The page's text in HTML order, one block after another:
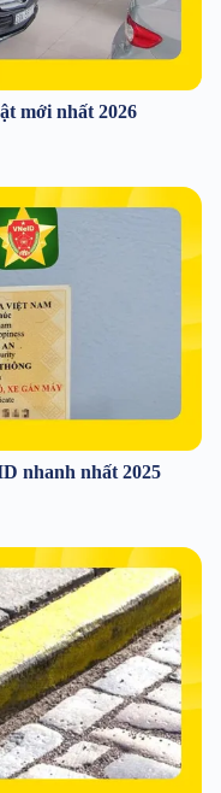
mới nhất 2026
nhanh nhất 2025